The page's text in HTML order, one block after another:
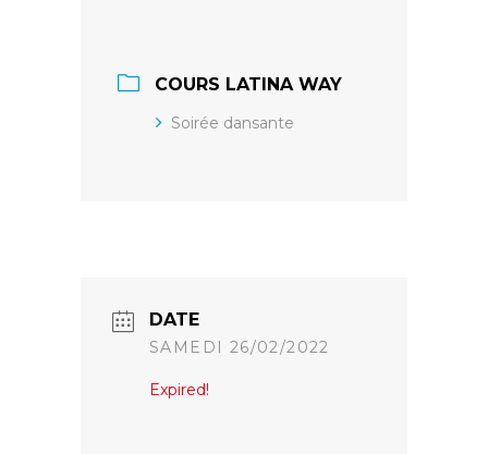
COURS LATINA WAY
Soirée dansante
DATE
SAMEDI 26/02/2022
Expired!